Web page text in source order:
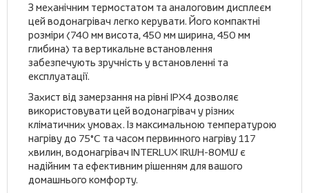
З механічним термостатом та аналоговим дисплеєм
цей водонагрівач легко керувати. Його компактні
розміри (740 мм висота, 450 мм ширина, 450 мм
глибина) та вертикальне встановлення
забезпечують зручність у встановленні та
експлуатації.
Захист від замерзання на рівні IPX4 дозволяє
використовувати цей водонагрівач у різних
кліматичних умовах. Із максимальною температурою
нагріву до 75°C та часом первинного нагріву 117
хвилин, водонагрівач INTERLUX IRWH-80MW є
надійним та ефективним рішенням для вашого
домашнього комфорту.